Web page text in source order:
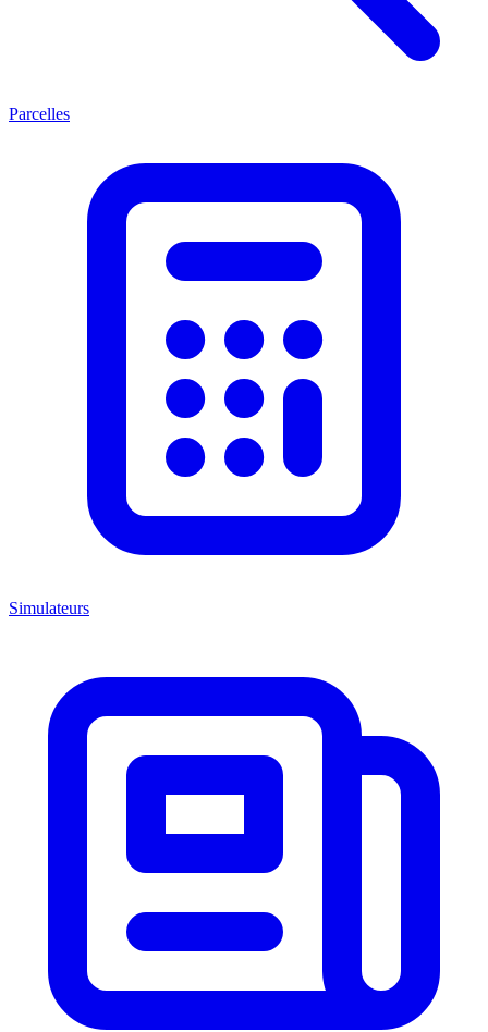
Parcelles
Simulateurs